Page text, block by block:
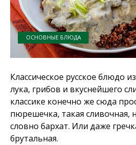
ОСНОВНЫЕ БЛЮДА
Классическое русское блюдо
лука, грибов и вкуснейшего
классике конечно же сюда
пюрешечка, такая сливочная,
словно бархат. Или даже
брутальная.